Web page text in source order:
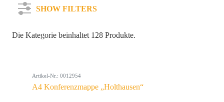
SHOW FILTERS
Farbe
Die Kategorie beinhaltet 128 Produkte.
Artikel-Nr.: 0012954
A4 Konferenzmappe „Holthausen“